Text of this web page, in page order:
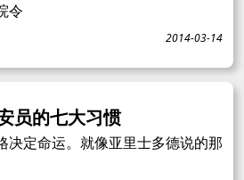
令
2014-03-14
员的七大习惯
决定命运。就像亚里士多德说的那